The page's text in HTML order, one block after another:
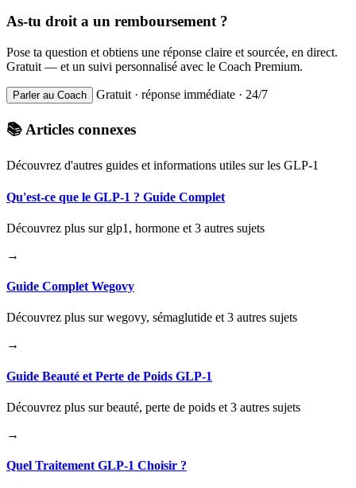
As-tu droit a un remboursement ?
Pose ta question et obtiens une réponse claire et sourcée, en direct.
Gratuit — et un suivi personnalisé avec le Coach Premium.
Parler au Coach Gratuit · réponse immédiate · 24/7
📚 Articles connexes
Découvrez d'autres guides et informations utiles sur les GLP-1
Qu'est-ce que le GLP-1 ? Guide Complet
Découvrez plus sur glp1, hormone et 3 autres sujets
→
Guide Complet Wegovy
Découvrez plus sur wegovy, sémaglutide et 3 autres sujets
→
Guide Beauté et Perte de Poids GLP-1
Découvrez plus sur beauté, perte de poids et 3 autres sujets
→
Quel Traitement GLP-1 Choisir ?